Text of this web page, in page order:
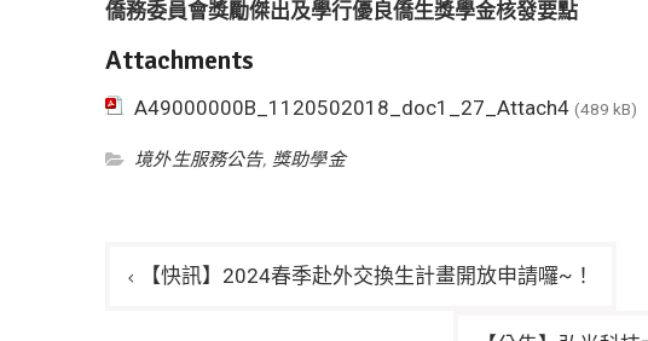
僑務委員會獎勵傑出及學行優良僑生獎學金核發要點
Attachments
A49000000B_1120502018_doc1_27_Attach4 (489 kB)
境外生服務公告, 獎助學金
【快訊】2024春季赴外交換生計畫開放申請囉~！